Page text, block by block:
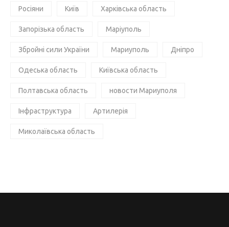
Росіяни Київ Харківська область
Запорізька область Маріуполь
Збройні сили України Мариуполь Дніпро
Одеська область Київська область
Полтавська область новости Мариуполя
Інфраструктура Артилерія
Миколаївська область